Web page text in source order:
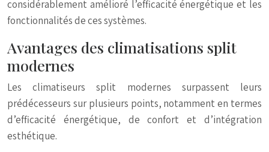
considérablement amélioré l’efficacité énergétique et les
fonctionnalités de ces systèmes.
Avantages des climatisations split
modernes
Les climatiseurs split modernes surpassent leurs
prédécesseurs sur plusieurs points, notamment en termes
d’efficacité énergétique, de confort et d’intégration
esthétique.